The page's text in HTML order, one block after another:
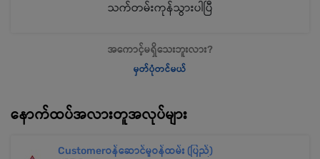
သက်တမ်းကုန်သွားပါပြီ
အကောင့်မရှိသေးဘူးလား?
မှတ်ပုံတင်မယ်
နောက်ထပ်အလားတူအလုပ်များ
Customerဝန်ဆောင်မှုဝန်ထမ်း (ပြည်)